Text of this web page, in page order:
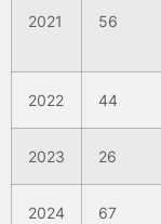
2021 56
2022 44
2023 26
2024 67